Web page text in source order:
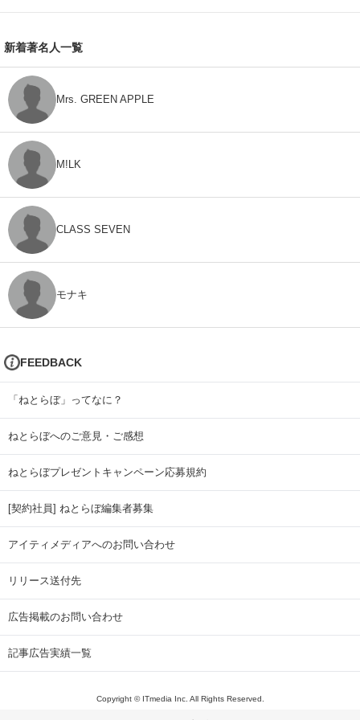
新着著名人一覧
Mrs. GREEN APPLE
M!LK
CLASS SEVEN
モナキ
FEEDBACK
「ねとらぼ」ってなに？
ねとらぼへのご意見・ご感想
ねとらぼプレゼントキャンペーン応募規約
[契約社員] ねとらぼ編集者募集
アイティメディアへのお問い合わせ
リリース送付先
広告掲載のお問い合わせ
記事広告実績一覧
Copyright © ITmedia Inc. All Rights Reserved.